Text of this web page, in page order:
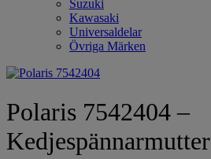
Suzuki
Kawasaki
Universaldelar
Övriga Märken
Polaris 7542404 –
Kedjespännarmutter